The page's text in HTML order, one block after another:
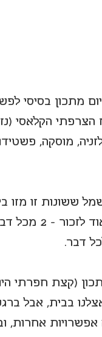
מתכון בסיסי
מוסקה,
ששונות זו מזו
דבר.
(קצת חפרתי
בבית, אבל
אחרות,